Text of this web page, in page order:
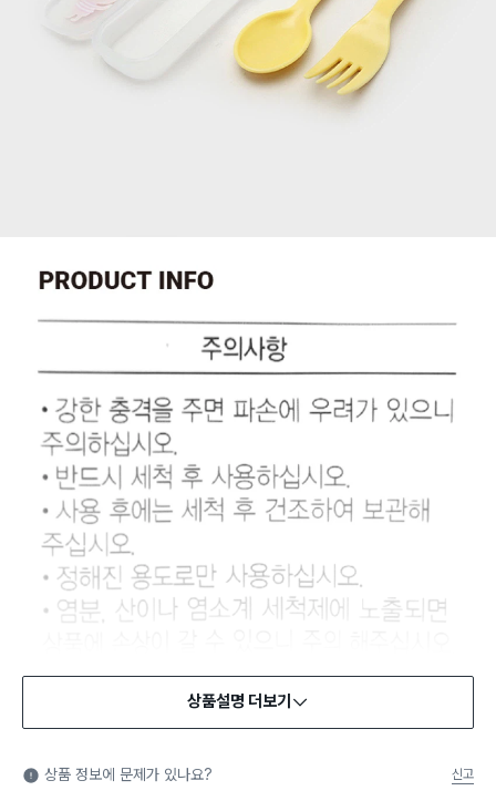
식품용 기구: 식품위생법에서 정한 규격에 따라 제조되어 식품 또
는 식품첨가물에 사용할 수 있는 식품용기구라는 표시입니다.
상품설명 더보기
상품 정보에 문제가 있나요? 신고